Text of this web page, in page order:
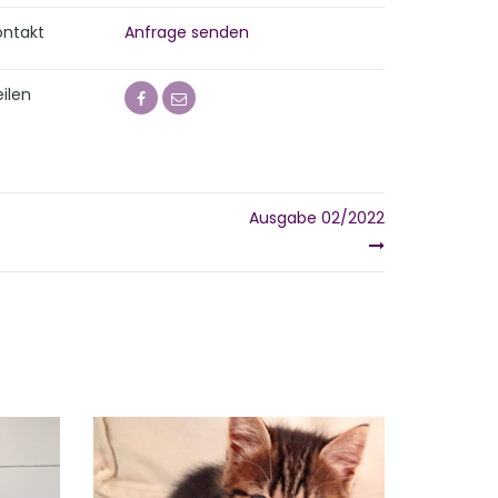
Anfrage senden
Ausgabe 02/2022